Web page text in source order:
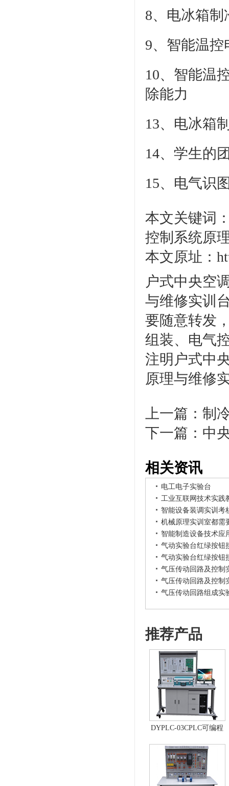
8、电冰箱
9、智能温
10、智能温
除能力
13、电冰箱
14、学生的
15、电气识
本文关键词
控制系统原
本文原址：
户式中央空
与维修实训
要随意转发
组装、电气
注明户式中
原理与维修
上一篇： 制
下一篇： 中
相关资讯
电工电子实验台
工业互联网技术实践
智能设备装调实训考
机械原理实训室都需
智能制造设备技术应
气动实验台红绿按钮
气动实验台红绿按钮
气压传动回路及控制
气压传动回路及控制
气压传动回路组成实
推荐产品
DYPLC-03CPLC可编程
统、自动控制原理综合
实验台